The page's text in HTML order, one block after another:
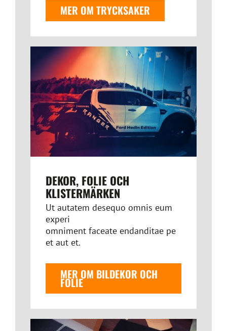
MER OM TRYCKSAKER
DEKOR, FOLIE OCH
KLISTERMÄRKEN
Ut autatem desequo omnis eum
experi
omniment faceate endanditae pe
et aut et.
MER OM BILDEKOR OCH
FOLIE